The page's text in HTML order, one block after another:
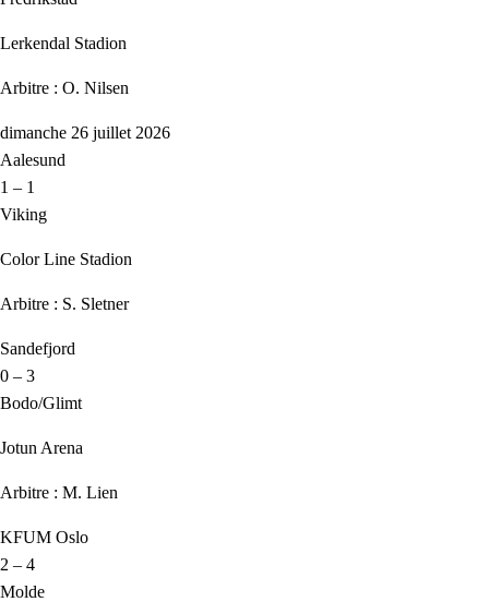
Lerkendal Stadion
Arbitre : O. Nilsen
dimanche 26 juillet 2026
Aalesund
1 – 1
Viking
Color Line Stadion
Arbitre : S. Sletner
Sandefjord
0 – 3
Bodo/Glimt
Jotun Arena
Arbitre : M. Lien
KFUM Oslo
2 – 4
Molde